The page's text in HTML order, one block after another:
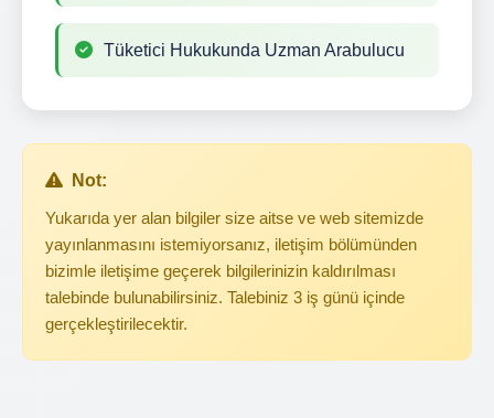
Tüketici Hukukunda Uzman Arabulucu
Not:
Yukarıda yer alan bilgiler size aitse ve web sitemizde
yayınlanmasını istemiyorsanız, iletişim bölümünden
bizimle iletişime geçerek bilgilerinizin kaldırılması
talebinde bulunabilirsiniz. Talebiniz 3 iş günü içinde
gerçekleştirilecektir.